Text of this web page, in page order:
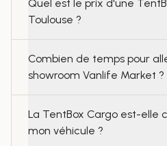
Quel est le prix d'une
Toulouse ?
Combien de temps pour
showroom Vanlife Market ?
La TentBox Cargo est-elle
mon véhicule ?